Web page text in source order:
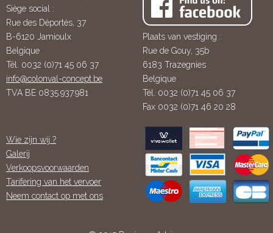
Siège social :
Rue des Déportés, 37
B-6120 Jamioulx
Belgique
Tél. 0032 (0)71 45 06 37
info@colonval-concept.be
TVA BE 0835.937.981
Plaats van vestiging :
Rue de Gouy, 35b
6183 Trazegnies
Belgique
Tél. 0032 (0)71 45 06 37
Fax 0032 (0)71 46 20 28
Wie zijn wij ?
Galerij
Verkoopsvoorwaarden
Tarifering van het vervoer
Neem contact op met ons